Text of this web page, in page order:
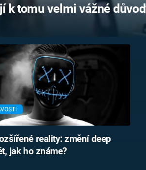
k tomu velmi vážné
reality: změní deep
jak ho známe?